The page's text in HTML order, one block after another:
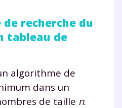
recherche du
tableau de
algorithme de
dans un
de taille n.